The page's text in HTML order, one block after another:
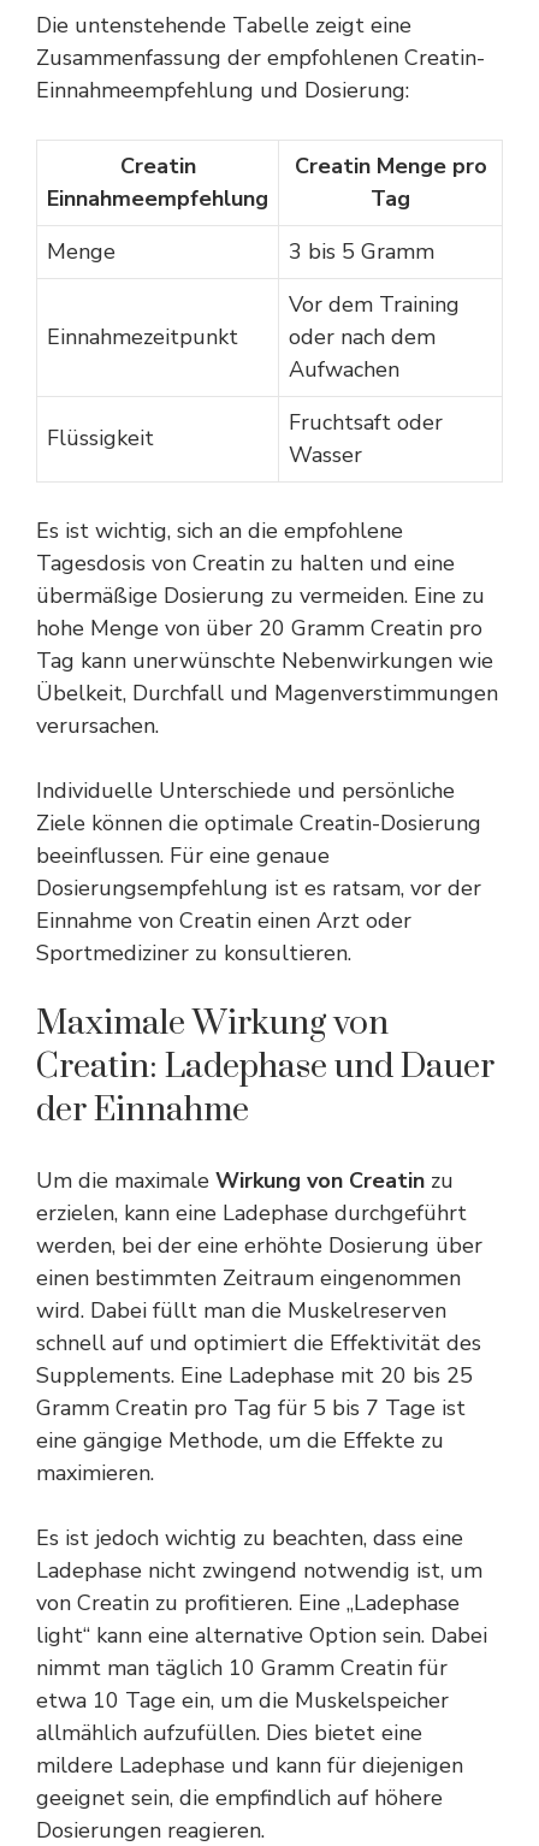
Die untenstehende Tabelle zeigt eine
Zusammenfassung der empfohlenen Creatin-
Einnahmeempfehlung und Dosierung:
Creatin
Einnahmeempfehlung
Creatin Menge pro
Tag
Menge
3 bis 5 Gramm
Einnahmezeitpunkt
Vor dem Training
oder nach dem
Aufwachen
Flüssigkeit
Fruchtsaft oder
Wasser
Es ist wichtig, sich an die empfohlene
Tagesdosis von Creatin zu halten und eine
übermäßige Dosierung zu vermeiden. Eine zu
hohe Menge von über 20 Gramm Creatin pro
Tag kann unerwünschte Nebenwirkungen wie
Übelkeit, Durchfall und Magenverstimmungen
verursachen.
Individuelle Unterschiede und persönliche
Ziele können die optimale Creatin-Dosierung
beeinflussen. Für eine genaue
Dosierungsempfehlung ist es ratsam, vor der
Einnahme von Creatin einen Arzt oder
Sportmediziner zu konsultieren.
Maximale Wirkung von
Creatin: Ladephase und Dauer
der Einnahme
Um die maximale Wirkung von Creatin zu
erzielen, kann eine Ladephase durchgeführt
werden, bei der eine erhöhte Dosierung über
einen bestimmten Zeitraum eingenommen
wird. Dabei füllt man die Muskelreserven
schnell auf und optimiert die Effektivität des
Supplements. Eine Ladephase mit 20 bis 25
Gramm Creatin pro Tag für 5 bis 7 Tage ist
eine gängige Methode, um die Effekte zu
maximieren.
Es ist jedoch wichtig zu beachten, dass eine
Ladephase nicht zwingend notwendig ist, um
von Creatin zu profitieren. Eine „Ladephase
light“ kann eine alternative Option sein. Dabei
nimmt man täglich 10 Gramm Creatin für
etwa 10 Tage ein, um die Muskelspeicher
allmählich aufzufüllen. Dies bietet eine
mildere Ladephase und kann für diejenigen
geeignet sein, die empfindlich auf höhere
Dosierungen reagieren.